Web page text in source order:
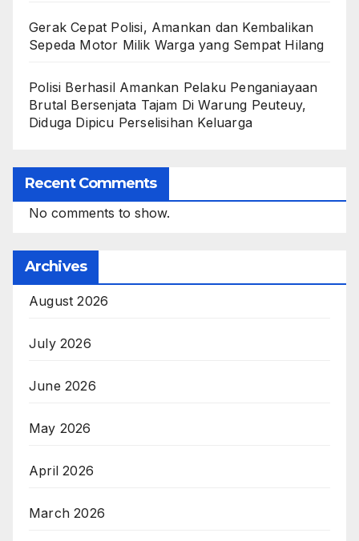
Gerak Cepat Polisi, Amankan dan Kembalikan
Sepeda Motor Milik Warga yang Sempat Hilang
Polisi Berhasil Amankan Pelaku Penganiayaan
Brutal Bersenjata Tajam Di Warung Peuteuy,
Diduga Dipicu Perselisihan Keluarga
Recent Comments
No comments to show.
Archives
August 2026
July 2026
June 2026
May 2026
April 2026
March 2026